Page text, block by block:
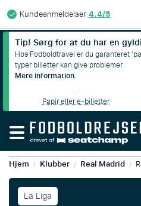
Kundeanmeldelser4.4/5
Tip! Sørg for at du har en
Hos Fodboldtravel er du garanteret
typer billetter kan give problemer.
Mere information.
Papir eller e-billetter
Hjem / Klubber / Real Madrid /
La Liga